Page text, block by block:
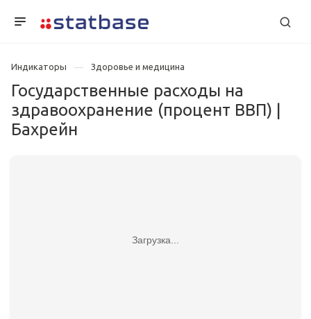
Индикаторы Здоровье и медицина
Государственные расходы на
здравоохранение (процент ВВП) |
Бахрейн
Загрузка...